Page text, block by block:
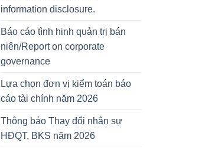
information disclosure.
Báo cáo tình hinh quản trị bán
niên/Report on corporate
governance
Lựa chọn đơn vị kiểm toán báo
cáo tài chính năm 2026
Thông báo Thay đổi nhân sự
HĐQT, BKS năm 2026